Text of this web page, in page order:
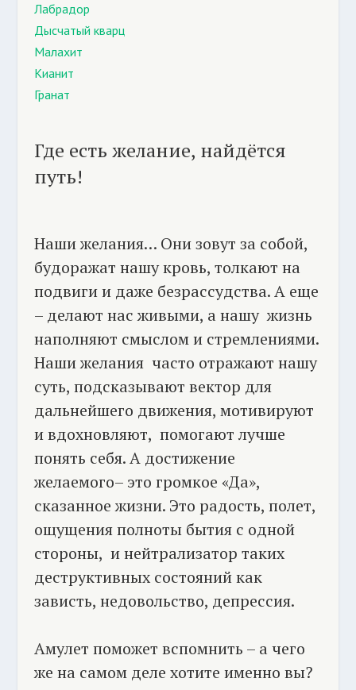
Лабрадор
Дысчатый кварц
Малахит
Кианит
Гранат
Где есть желание, найдётся
путь!
Наши желания… Они зовут за собой,
будоражат нашу кровь, толкают на
подвиги и даже безрассудства. А еще
– делают нас живыми, а нашу жизнь
наполняют смыслом и стремлениями.
Наши желания часто отражают нашу
суть, подсказывают вектор для
дальнейшего движения, мотивируют
и вдохновляют, помогают лучше
понять себя. А достижение
желаемого– это громкое «Да»,
сказанное жизни. Это радость, полет,
ощущения полноты бытия с одной
стороны, и нейтрализатор таких
деструктивных состояний как
зависть, недовольство, депрессия.
Амулет поможет вспомнить – а чего
же на самом деле хотите именно вы?